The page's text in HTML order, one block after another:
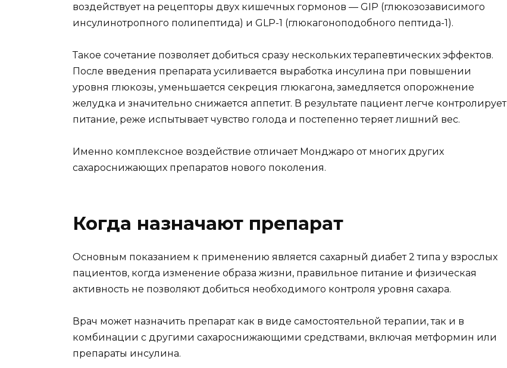
воздействует на рецепторы двух кишечных гормонов — GIP (глюкозозависимого
инсулинотропного полипептида) и GLP-1 (глюкагоноподобного пептида-1).
Такое сочетание позволяет добиться сразу нескольких терапевтических эффектов.
После введения препарата усиливается выработка инсулина при повышении
уровня глюкозы, уменьшается секреция глюкагона, замедляется опорожнение
желудка и значительно снижается аппетит. В результате пациент легче контролирует
питание, реже испытывает чувство голода и постепенно теряет лишний вес.
Именно комплексное воздействие отличает Монджаро от многих других
сахароснижающих препаратов нового поколения.
Когда назначают препарат
Основным показанием к применению является сахарный диабет 2 типа у взрослых
пациентов, когда изменение образа жизни, правильное питание и физическая
активность не позволяют добиться необходимого контроля уровня сахара.
Врач может назначить препарат как в виде самостоятельной терапии, так и в
комбинации с другими сахароснижающими средствами, включая метформин или
препараты инсулина.